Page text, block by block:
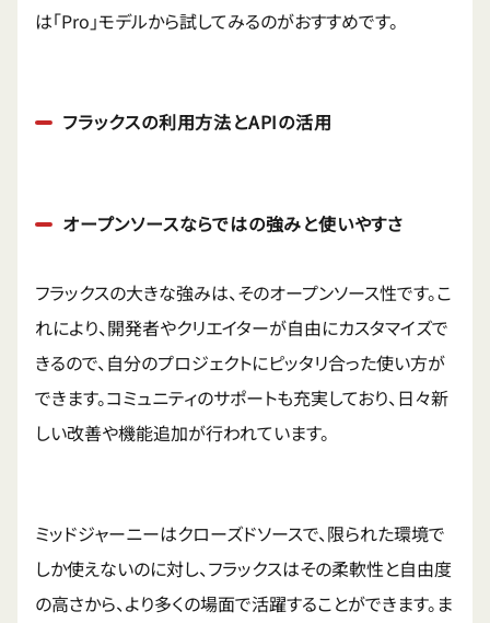
は「Pro」モデルから試してみるのがおすすめです。
フラックスの利用方法とAPIの活用
オープンソースならではの強みと使いやすさ
フラックスの大きな強みは、そのオープンソース性です。こ
れにより、開発者やクリエイターが自由にカスタマイズで
きるので、自分のプロジェクトにピッタリ合った使い方が
できます。コミュニティのサポートも充実しており、日々新
しい改善や機能追加が行われています。
ミッドジャーニーはクローズドソースで、限られた環境で
しか使えないのに対し、フラックスはその柔軟性と自由度
の高さから、より多くの場面で活躍することができます。ま